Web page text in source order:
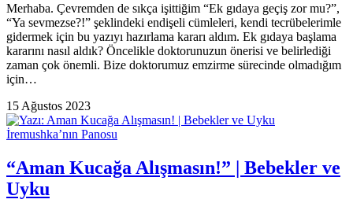
Merhaba. Çevremden de sıkça işittiğim “Ek gıdaya geçiş zor mu?”,
“Ya sevmezse?!” şeklindeki endişeli cümleleri, kendi tecrübelerimle
gidermek için bu yazıyı hazırlama kararı aldım. Ek gıdaya başlama
kararını nasıl aldık? Öncelikle doktorunuzun önerisi ve belirlediği
zaman çok önemli. Bize doktorumuz emzirme sürecinde olmadığım
için…
15 Ağustos 2023
İremushka’nın Panosu
“Aman Kucağa Alışmasın!” | Bebekler ve
Uyku